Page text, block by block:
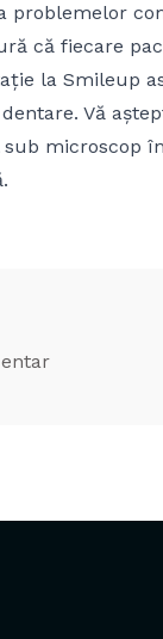
problemelor
că fiecare
la Smileup
Vă
microscop